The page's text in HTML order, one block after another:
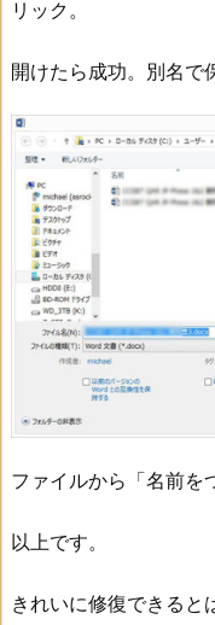
リック。
開けたら成功。別名で
ファイルから「名前を
以上です。
きれいに修復できると